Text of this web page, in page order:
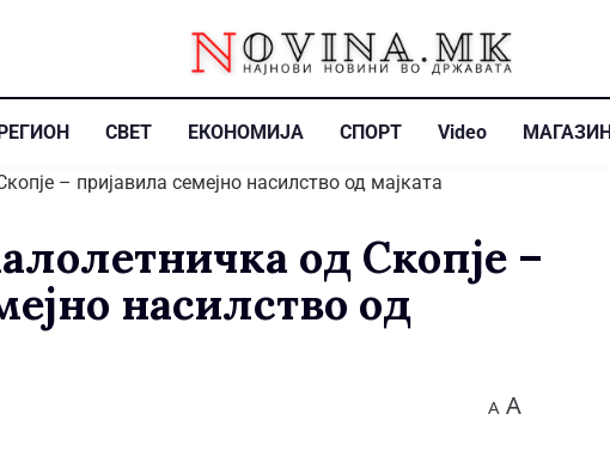
РЕГИОН СВЕТ ЕКОНОМИЈА СПОРТ Video МАГАЗИН
од Скопје –
насилство од
A A